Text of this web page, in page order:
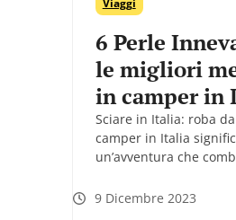
Viaggi
6 Perle
le migliori
in camper in
Sciare in Italia: roba
camper in Italia
un’avventura che
9 Dicembre 2023